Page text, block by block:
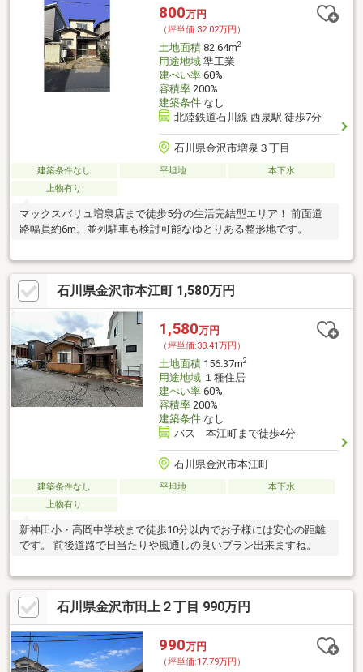
800万円
（坪単価:32.02万円）
土地面積82.64m2
用途地域準工業
建ぺい率60%
容積率200%
建築条件なし
北陸鉄道石川線 西泉駅 徒歩7分
石川県金沢市増泉３丁目
建築条件なし 平坦地
本下水
上物有り
マックスバリュ増泉店まで徒歩5分の生活完結型エリア！ 前面道
路幅員約6m。並列駐車も検討可能なゆとりある整形地です。
石川県金沢市本江町 1,580万円
1,580万円
（坪単価:33.41万円）
土地面積156.37m2
用途地域１種住居
建ぺい率60%
容積率200%
建築条件なし
バス 本江町まで徒歩4分
石川県金沢市本江町
建築条件なし 平坦地
本下水
上物有り
新神田小・高岡中学校まで徒歩10分以内でお子様には安心の距離
です。 前後道路で日当たりや風通しの良いプラン出来ますね。
石川県金沢市田上２丁目 990万円
990万円
（坪単価:17.79万円）